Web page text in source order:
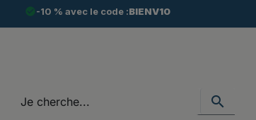
check_circle-10 % avec le code :BIENV10
search